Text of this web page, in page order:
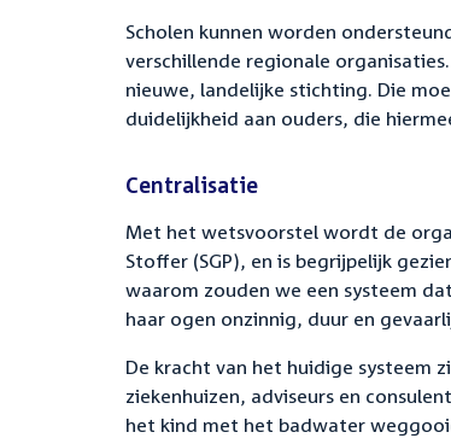
Scholen kunnen worden
verschillende regionale
nieuwe, landelijke stichting. Die
duidelijkheid aan ouders, die
Centralisatie
Met het wetsvoorstel wordt de
Stoffer (SGP), en is begrijpelijk
waarom zouden we een systeem
haar ogen onzinnig, duur en
De kracht van het huidige systeem
ziekenhuizen, adviseurs en
het kind met het badwater